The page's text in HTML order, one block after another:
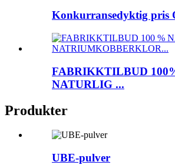
Konkurransedyktig pris
FABRIKKTILBUD
NATURLIG ...
Produkter
UBE-pulver